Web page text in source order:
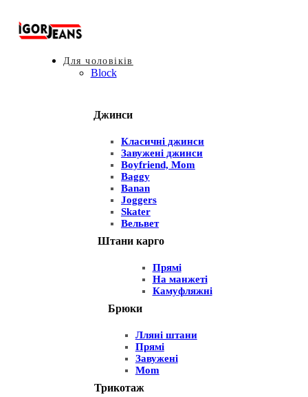
Для чоловіків
Block
Джинси
Класичні джинси
Завужені джинси
Boyfriend, Mom
Baggy
Banan
Joggers
Skater
Вельвет
Штани карго
Прямі
На манжеті
Камуфляжні
Брюки
Лляні штани
Прямі
Завужені
Mom
Трикотаж